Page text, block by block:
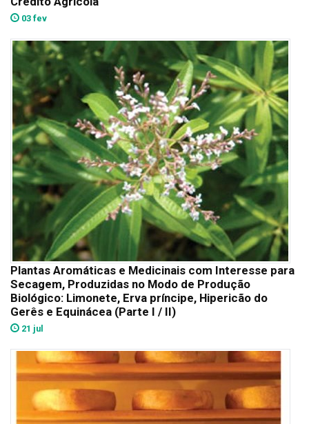
03 fev
Plantas Aromáticas e Medicinais com Interesse para
Secagem, Produzidas no Modo de Produção
Biológico: Limonete, Erva príncipe, Hipericão do
Gerês e Equinácea (Parte I / II)
21 jul